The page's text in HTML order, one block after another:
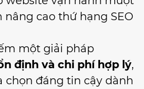
cao thứ hạng SEO
một giải pháp
định và chi phí hợp lý,
chọn đáng tin cậy dành